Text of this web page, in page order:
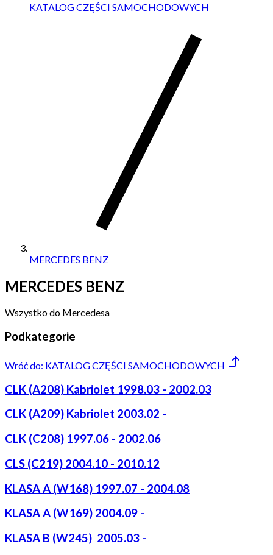
KATALOG CZĘŚCI SAMOCHODOWYCH
MERCEDES BENZ
MERCEDES BENZ
Wszystko do Mercedesa
Podkategorie
Wróć do: KATALOG CZĘŚCI SAMOCHODOWYCH
CLK (A208) Kabriolet 1998.03 - 2002.03
CLK (A209) Kabriolet 2003.02 -
CLK (C208) 1997.06 - 2002.06
CLS (C219) 2004.10 - 2010.12
KLASA A (W168) 1997.07 - 2004.08
KLASA A (W169) 2004.09 -
KLASA B (W245) 2005.03 -